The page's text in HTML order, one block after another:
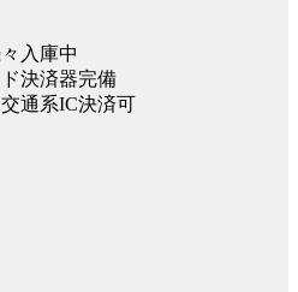
入庫中
決済器完備
通系IC決済可